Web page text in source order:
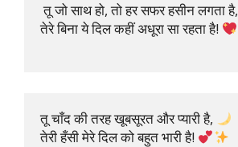
तू जो साथ हो, तो हर सफर हसीन लगता है,
तेरे बिना ये दिल कहीं अधूरा सा रहता है!
तू चाँद की तरह खूबसूरत और प्यारी है,
तेरी हँसी मेरे दिल को बहुत भारी है!